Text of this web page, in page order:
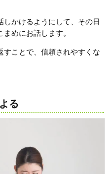
かけるようにして、その日
めにお話します。
すことで、信頼されやすくな
る